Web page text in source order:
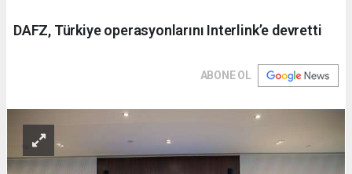
DAFZ, Türkiye operasyonlarını Interlink’e devretti
ABONE OL